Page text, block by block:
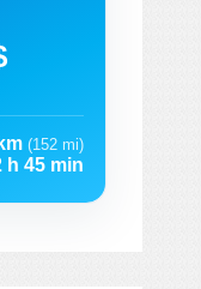
(152 mi)
h 45 min